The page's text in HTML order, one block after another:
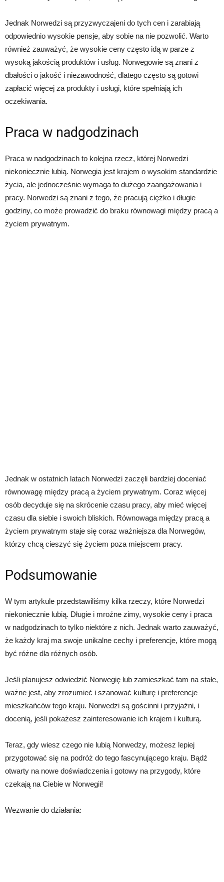
Jednak Norwedzi są przyzwyczajeni do tych cen i zarabiają
odpowiednio wysokie pensje, aby sobie na nie pozwolić. Warto
również zauważyć, że wysokie ceny często idą w parze z
wysoką jakością produktów i usług. Norwegowie są znani z
dbałości o jakość i niezawodność, dlatego często są gotowi
zapłacić więcej za produkty i usługi, które spełniają ich
oczekiwania.
Praca w nadgodzinach
Praca w nadgodzinach to kolejna rzecz, której Norwedzi
niekoniecznie lubią. Norwegia jest krajem o wysokim standardzie
życia, ale jednocześnie wymaga to dużego zaangażowania i
pracy. Norwedzi są znani z tego, że pracują ciężko i długie
godziny, co może prowadzić do braku równowagi między pracą a
życiem prywatnym.
Jednak w ostatnich latach Norwedzi zaczęli bardziej doceniać
równowagę między pracą a życiem prywatnym. Coraz więcej
osób decyduje się na skrócenie czasu pracy, aby mieć więcej
czasu dla siebie i swoich bliskich. Równowaga między pracą a
życiem prywatnym staje się coraz ważniejsza dla Norwegów,
którzy chcą cieszyć się życiem poza miejscem pracy.
Podsumowanie
W tym artykule przedstawiliśmy kilka rzeczy, które Norwedzi
niekoniecznie lubią. Długie i mroźne zimy, wysokie ceny i praca
w nadgodzinach to tylko niektóre z nich. Jednak warto zauważyć,
że każdy kraj ma swoje unikalne cechy i preferencje, które mogą
być różne dla różnych osób.
Jeśli planujesz odwiedzić Norwegię lub zamieszkać tam na stałe,
ważne jest, aby zrozumieć i szanować kulturę i preferencje
mieszkańców tego kraju. Norwedzi są gościnni i przyjaźni, i
docenią, jeśli pokażesz zainteresowanie ich krajem i kulturą.
Teraz, gdy wiesz czego nie lubią Norwedzy, możesz lepiej
przygotować się na podróż do tego fascynującego kraju. Bądź
otwarty na nowe doświadczenia i gotowy na przygody, które
czekają na Ciebie w Norwegii!
Wezwanie do działania: